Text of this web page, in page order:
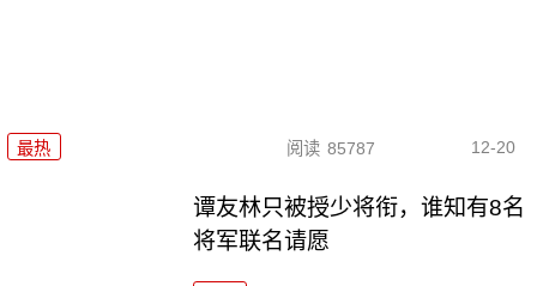
最热 阅读 85787 12-20
谭友林只被授少将衔，谁知有8名
将军联名请愿